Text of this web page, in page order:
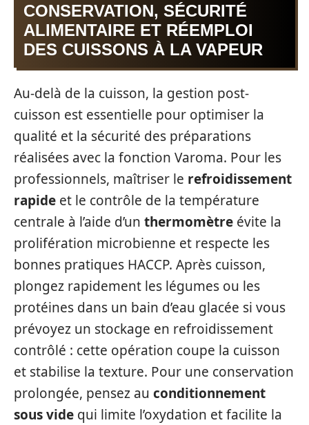
CONSERVATION, SÉCURITÉ
ALIMENTAIRE ET RÉEMPLOI
DES CUISSONS À LA VAPEUR
Au-delà de la cuisson, la gestion post-
cuisson est essentielle pour optimiser la
qualité et la sécurité des préparations
réalisées avec la fonction Varoma. Pour les
professionnels, maîtriser le refroidissement
rapide et le contrôle de la température
centrale à l’aide d’un thermomètre évite la
prolifération microbienne et respecte les
bonnes pratiques HACCP. Après cuisson,
plongez rapidement les légumes ou les
protéines dans un bain d’eau glacée si vous
prévoyez un stockage en refroidissement
contrôlé : cette opération coupe la cuisson
et stabilise la texture. Pour une conservation
prolongée, pensez au conditionnement
sous vide qui limite l’oxydation et facilite la